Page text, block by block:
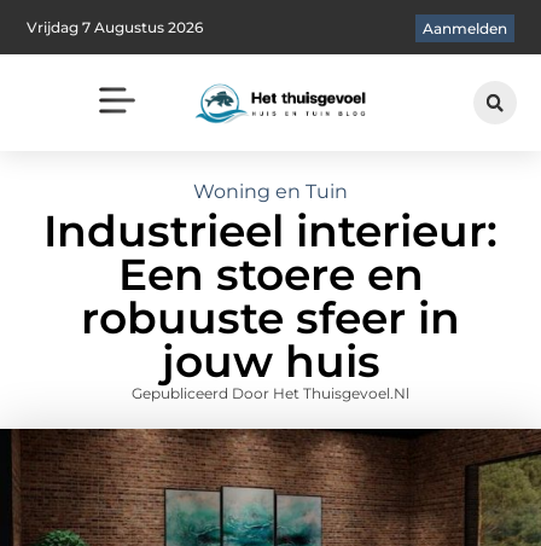
Vrijdag 7 Augustus 2026 Aanmelden
Woning en Tuin
Industrieel interieur:
Een stoere en
robuuste sfeer in
jouw huis
Gepubliceerd Door Het Thuisgevoel.nl